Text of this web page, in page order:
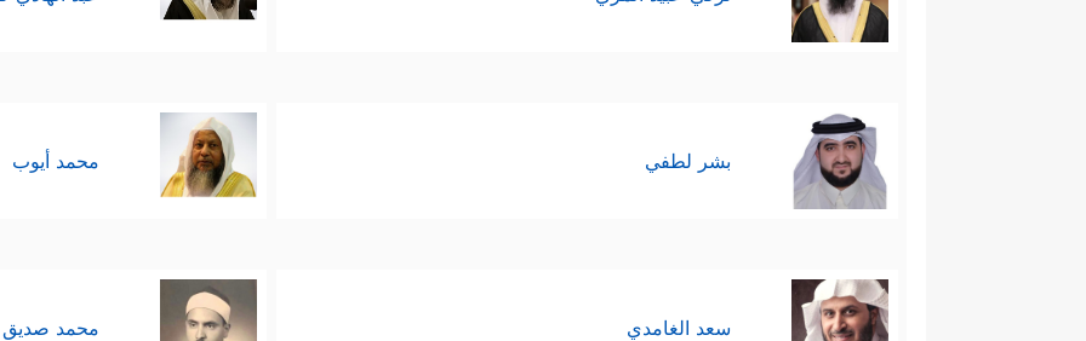
بشر لطفي محمد أيوب
سعد الغامدي محمد صديق